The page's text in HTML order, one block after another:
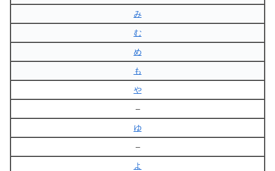
み
む
め
も
や
–
ゆ
–
よ